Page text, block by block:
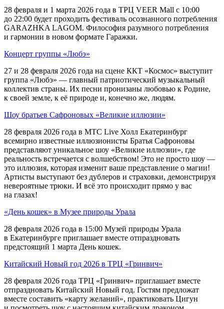
28 февраля и 1 марта 2026 года в ТРЦ VEER Mall с 10:00
до 22:00 будет проходить фестиваль осознанного потребления
GARAZHKA LAGOM. Философия разумного потребления
и гармонии в новом формате Гаражки.
Концерт группы «Любэ»
27 и 28 февраля 2026 года на сцене ККТ «Космос» выступит
группа «Любэ» — главный патриотический музыкальный
коллектив страны. Их песни пронизаны любовью к Родине,
к своей земле, к её природе и, конечно же, людям.
Шоу братьев Сафроновых «Великие иллюзии»
28 февраля 2026 года в МТС Live Холл Екатеринбург
всемирно известные иллюзионисты Братья Сафроновы
представляют уникальное шоу «Великие иллюзии», где
реальность встречается с волшебством! Это не просто шоу —
это иллюзия, которая изменит ваше представление о магии!
Артисты выступают без дублеров и страховки, демонстрируя
невероятные трюки. И всё это происходит прямо у вас
на глазах!
«День кошек» в Музее природы Урала
28 февраля 2026 года в 15:00 Музей природы Урала
в Екатеринбурге приглашает вместе отпраздновать
предстоящий 1 марта День кошек.
Китайский Новый год 2026 в ТРЦ «Гринвич»
28 февраля 2026 года ТРЦ «Гринвич» приглашает вместе
отпраздновать Китайский Новый год. Гостям предложат
вместе составить «карту желаний», практиковать Цигун